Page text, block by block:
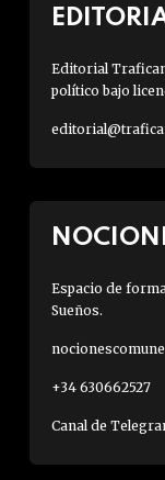
Editorial
político bajo
Espacio de
Sueños.
+34 630662527
Canal de